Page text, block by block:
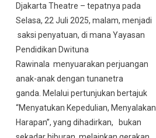
Djakarta Theatre – tepatnya pada
Selasa, 22 Juli 2025, malam, menjadi
saksi penyatuan, di mana Yayasan
Pendidikan Dwituna
Rawinala menyuarakan perjuangan
anak-anak dengan tunanetra
ganda. Melalui pertunjukan bertajuk
“Menyatukan Kepedulian, Menyalakan
Harapan”, yang dihadirkan, bukan